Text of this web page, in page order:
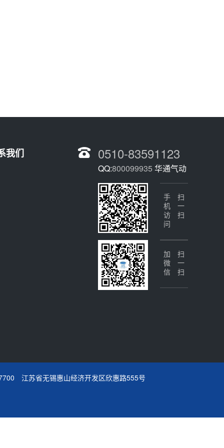
我们 0510-83591123
QQ:800099935 华通气动
扫一扫
手机访问
扫一扫
加微信
江苏省无锡惠山经济开发区欣惠路555号